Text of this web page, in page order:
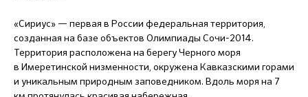
«Сириус» — первая в России федеральная территория,
созданная на базе объектов Олимпиады Сочи-2014.
Территория расположена на берегу Черного моря
в Имеретинской низменности, окружена Кавказскими горами
и уникальным природным заповедником. Вдоль моря на 7